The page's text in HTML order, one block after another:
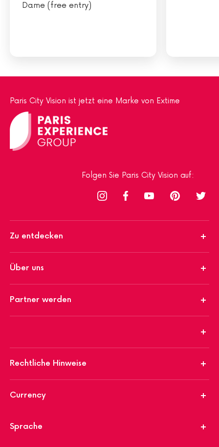
Dame (free entry)
Paris City Vision ist jetzt eine Marke von Extime
Folgen Sie Paris City Vision auf:
Zu entdecken
Über uns
Partner werden
Rechtliche Hinweise
Currency
Sprache